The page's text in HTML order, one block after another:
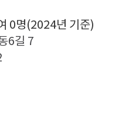
0명(2024년 기준)
6길 7